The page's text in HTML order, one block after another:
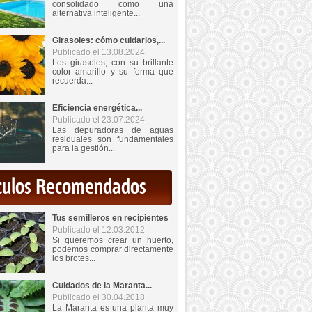
consolidado como una
alternativa inteligente...
Girasoles: cómo cuidarlos,...
Publicado el 13.08.2024
Los girasoles, con su brillante
color amarillo y su forma que
recuerda...
Eficiencia energética...
Publicado el 23.07.2024
Las depuradoras de aguas
residuales son fundamentales
para la gestión...
Recomendados
Tus semilleros en recipientes
Publicado el 12.03.2012
Si queremos crear un huerto,
podemos comprar directamente
los brotes...
Cuidados de la Maranta...
Publicado el 30.04.2018
La Maranta es una planta muy